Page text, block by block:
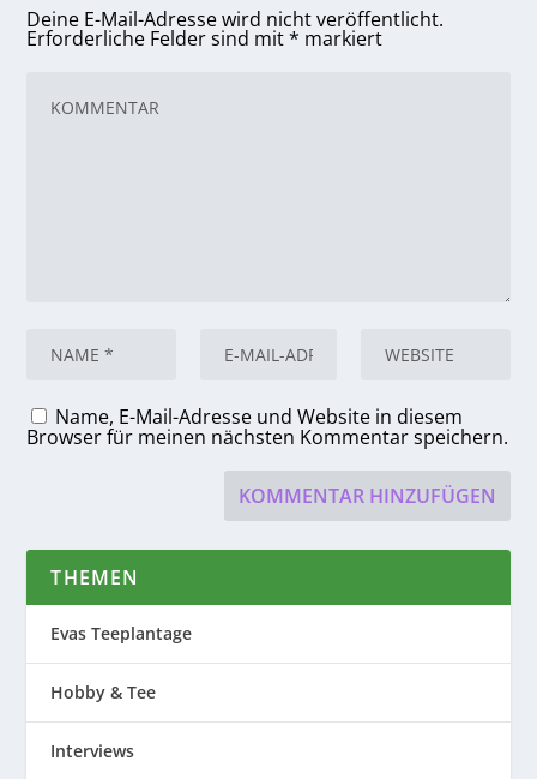
Deine E-Mail-Adresse wird nicht veröffentlicht.
Erforderliche Felder sind mit* markiert
Name, E-Mail-Adresse und Website in diesem
Browser für meinen nächsten Kommentar speichern.
THEMEN
Evas Teeplantage
Hobby & Tee
Interviews